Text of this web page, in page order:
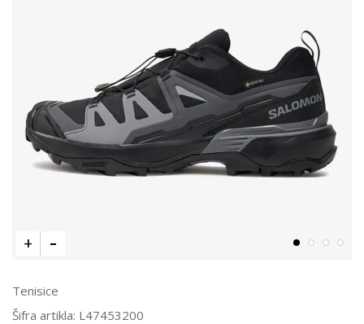
Tenisice
Šifra artikla: L47453200